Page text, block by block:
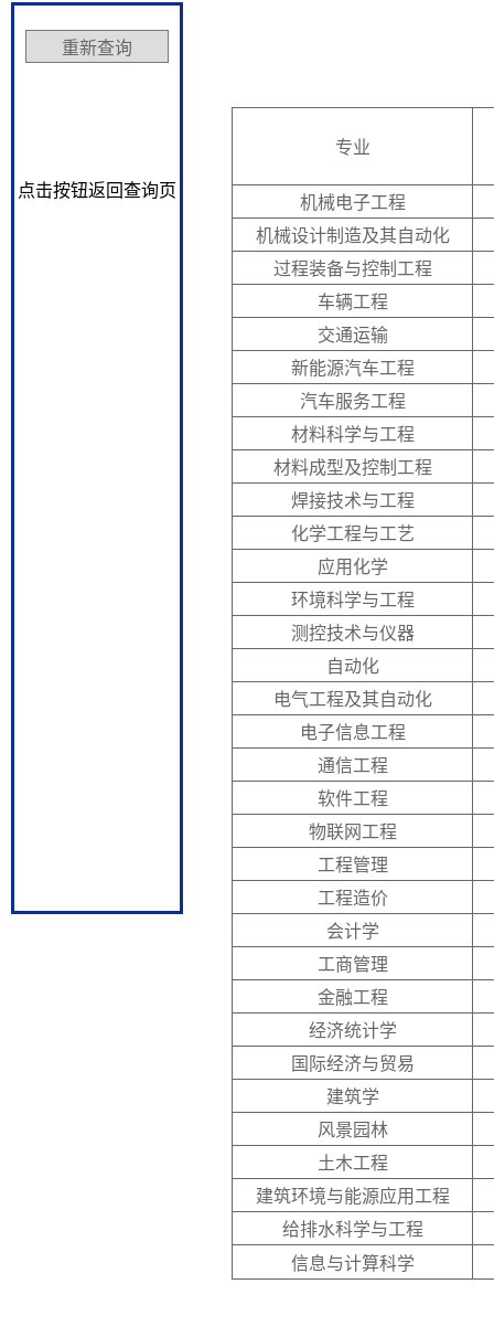
点击按钮返回查询页
专业
机械电子工程
机械设计制造及其自动化
过程装备与控制工程
车辆工程
交通运输
新能源汽车工程
汽车服务工程
材料科学与工程
材料成型及控制工程
焊接技术与工程
化学工程与工艺
应用化学
环境科学与工程
测控技术与仪器
自动化
电气工程及其自动化
电子信息工程
通信工程
软件工程
物联网工程
工程管理
工程造价
会计学
工商管理
金融工程
经济统计学
国际经济与贸易
建筑学
风景园林
土木工程
建筑环境与能源应用工程
给排水科学与工程
信息与计算科学